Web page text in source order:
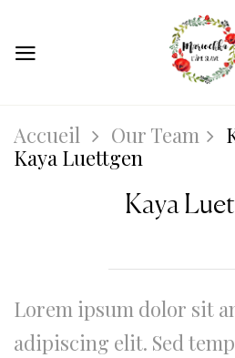
Accueil Our Team
Kaya Luettgen
Kaya
Lorem ipsum dolor sit
adipiscing elit. Sed